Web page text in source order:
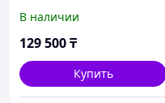
В наличии
129 500₸
Купить